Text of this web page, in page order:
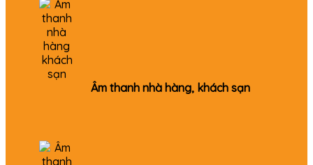
Âm thanh nhà hàng, khách sạn